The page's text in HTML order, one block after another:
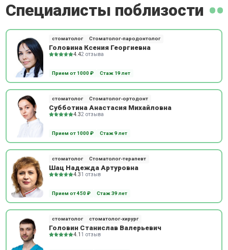
Специалисты поблизости
стоматолог Стоматолог-пародонтолог
Головина Ксения Георгиевна
4.42 отзыва
Прием от 1000 ₽ Стаж 19 лет
стоматолог Стоматолог-ортодонт
Субботина Анастасия Михайловна
4.32 отзыва
Прием от 1000 ₽ Стаж 9 лет
стоматолог Стоматолог-терапевт
Шац Надежда Артуровна
4.31 отзыв
Прием от 450 ₽ Стаж 39 лет
стоматолог стоматолог-хирург
Головин Станислав Валерьевич
4.1 1 отзыв